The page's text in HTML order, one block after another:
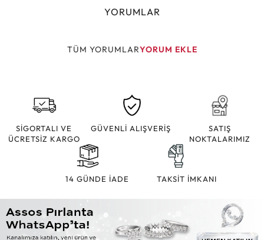
YORUMLAR
TÜM YORUMLARYORUM EKLE
SİGORTALI VE
ÜCRETSİZ KARGO
GÜVENLİ ALIŞVERİŞ
SATIŞ
NOKTALARIMIZ
14 GÜNDE İADE TAKSİT İMKANI